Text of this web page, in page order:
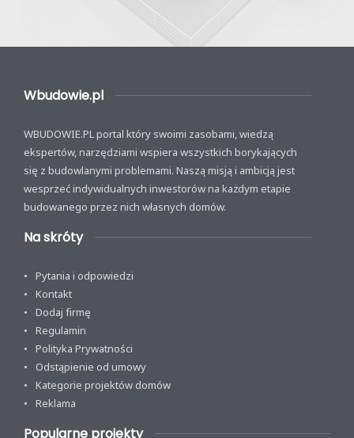
Wbudowie.pl
WBUDOWIE.PL portal który swoimi zasobami, wiedzą
ekspertów, narzędziami wspiera wszystkich borykających
się z budowlanymi problemami. Naszą misją i ambicją jest
wesprzeć indywidualnych inwestorów na każdym etapie
budowanego przez nich własnych domów.
Na skróty
Pytania i odpowiedzi
Kontakt
Dodaj firmę
Regulamin
Polityka Prywatności
Odstąpienie od umowy
Kategorie projektów domów
Reklama
Popularne projekty